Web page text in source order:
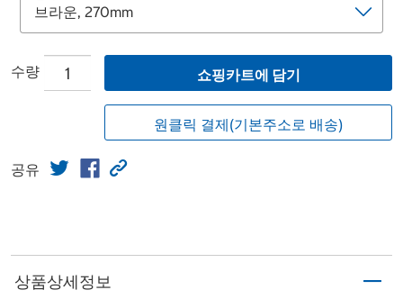
수량 쇼핑카트에 담기
원클릭 결제(기본주소로 배송)
공유
상품상세정보